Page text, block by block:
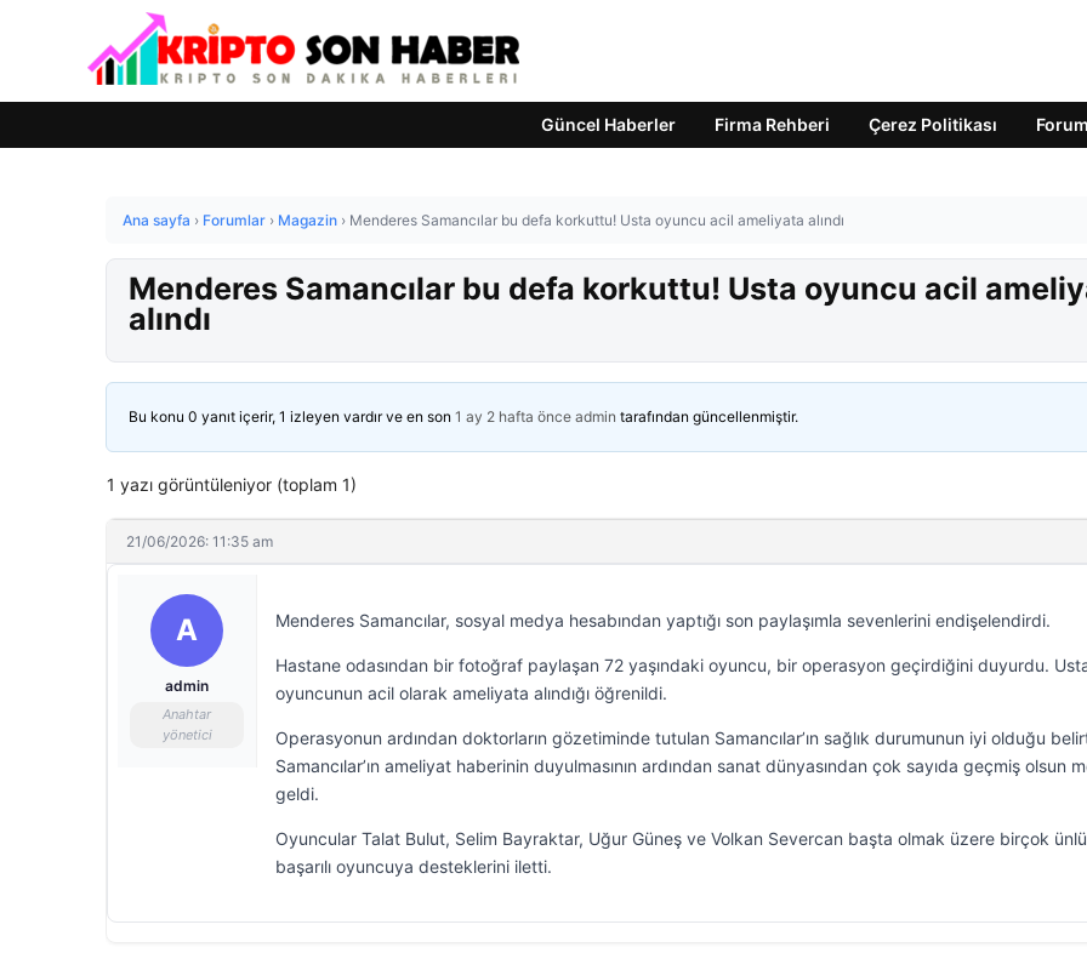
Güncel Haberler Firma Rehberi Çerez Politikası Forum
Ana sayfa › Forumlar › Magazin › Menderes Samancılar bu defa korkuttu! Usta oyuncu acil ameliyata alındı
Menderes Samancılar bu defa korkuttu! Usta oyuncu acil
alındı
Bu konu 0 yanıt içerir, 1 izleyen vardır ve en son 1 ay 2 hafta önce admin tarafından güncellenmiştir.
1 yazı görüntüleniyor (toplam 1)
21/06/2026: 11:35 am
A
admin
Anahtar
yönetici
Menderes Samancılar, sosyal medya hesabından yaptığı son paylaşımla sevenlerini endişelendirdi.
Hastane odasından bir fotoğraf paylaşan 72 yaşındaki oyuncu, bir operasyon geçirdiğini duyurdu.
oyuncunun acil olarak ameliyata alındığı öğrenildi.
Operasyonun ardından doktorların gözetiminde tutulan Samancılar’ın sağlık durumunun iyi olduğu
Samancılar’ın ameliyat haberinin duyulmasının ardından sanat dünyasından çok sayıda geçmiş olsun
geldi.
Oyuncular Talat Bulut, Selim Bayraktar, Uğur Güneş ve Volkan Severcan başta olmak üzere birçok
başarılı oyuncuya desteklerini iletti.